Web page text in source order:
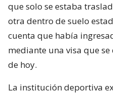
que solo se estaba
otra dentro de suelo
cuenta que había
mediante una visa que
de hoy.
La institución deportiva